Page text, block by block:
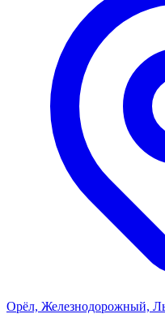
Орёл, Железнодорожный,